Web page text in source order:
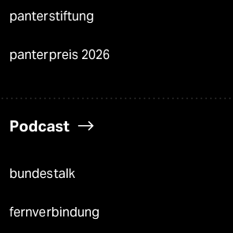
panterstiftung
panterpreis 2026
Podcast
bundestalk
fernverbindung